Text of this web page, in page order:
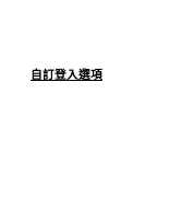
自訂登入選項